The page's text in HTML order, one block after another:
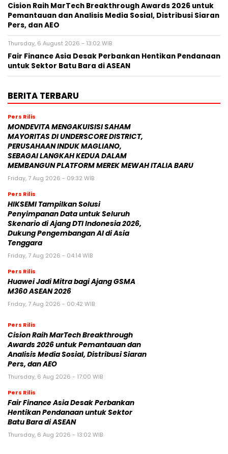
Cision Raih MarTech Breakthrough Awards 2026 untuk
Pemantauan dan Analisis Media Sosial, Distribusi Siaran
Pers, dan AEO
Thursday, 6 August 2026 - 13:02 WIB
Fair Finance Asia Desak Perbankan Hentikan Pendanaan
untuk Sektor Batu Bara di ASEAN
BERITA TERBARU
Pers Rilis
MONDEVITA MENGAKUISISI SAHAM
MAYORITAS DI UNDERSCORE DISTRICT,
PERUSAHAAN INDUK MAGLIANO,
SEBAGAI LANGKAH KEDUA DALAM
MEMBANGUN PLATFORM MEREK MEWAH ITALIA BARU
Friday, 7 Aug 2026 - 09:32 WIB
Pers Rilis
HIKSEMI Tampilkan Solusi
Penyimpanan Data untuk Seluruh
Skenario di Ajang DTI Indonesia 2026,
Dukung Pengembangan AI di Asia
Tenggara
Friday, 7 Aug 2026 - 04:14 WIB
Pers Rilis
Huawei Jadi Mitra bagi Ajang GSMA
M360 ASEAN 2026
Friday, 7 Aug 2026 - 00:42 WIB
Pers Rilis
Cision Raih MarTech Breakthrough
Awards 2026 untuk Pemantauan dan
Analisis Media Sosial, Distribusi Siaran
Pers, dan AEO
Thursday, 6 Aug 2026 - 17:00 WIB
Pers Rilis
Fair Finance Asia Desak Perbankan
Hentikan Pendanaan untuk Sektor
Batu Bara di ASEAN
Thursday, 6 Aug 2026 - 13:02 WIB